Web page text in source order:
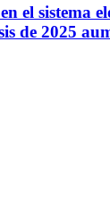
el sistema
de 2025